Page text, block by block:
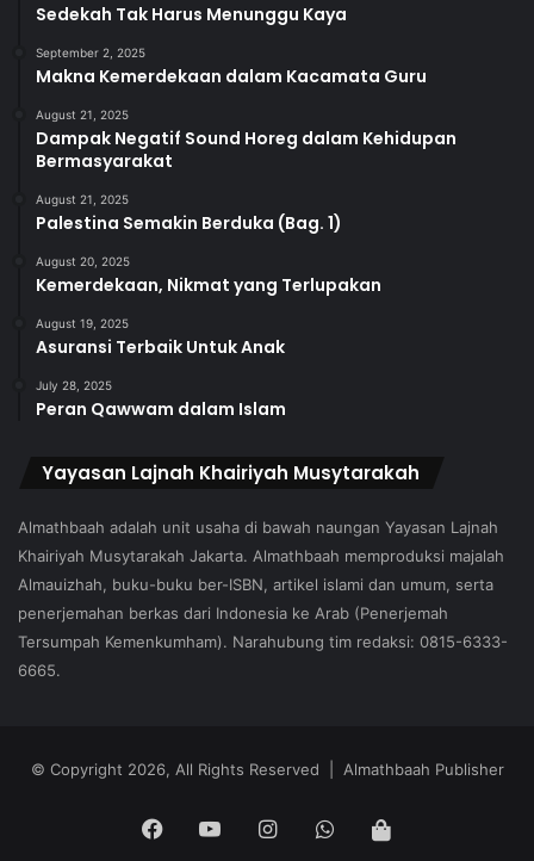
Sedekah Tak Harus Menunggu Kaya
September 2, 2025
Makna Kemerdekaan dalam Kacamata Guru
August 21, 2025
Dampak Negatif Sound Horeg dalam Kehidupan
Bermasyarakat
August 21, 2025
Palestina Semakin Berduka (Bag. 1)
August 20, 2025
Kemerdekaan, Nikmat yang Terlupakan
August 19, 2025
Asuransi Terbaik Untuk Anak
July 28, 2025
Peran Qawwam dalam Islam
Yayasan Lajnah Khairiyah Musytarakah
Almathbaah adalah unit usaha di bawah naungan Yayasan Lajnah
Khairiyah Musytarakah Jakarta. Almathbaah memproduksi majalah
Almauizhah, buku-buku ber-ISBN, artikel islami dan umum, serta
penerjemahan berkas dari Indonesia ke Arab (Penerjemah
Tersumpah Kemenkumham). Narahubung tim redaksi: 0815-6333-
6665.
© Copyright 2026, All Rights Reserved | Almathbaah Publisher
Facebook
YouTubeInstagramWhatsAppTokopedia